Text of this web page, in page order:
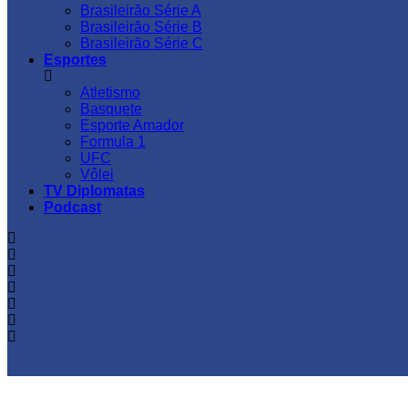
Brasileirão Série A
Brasileirão Série B
Brasileirão Série C
Esportes
Atletismo
Basquete
Esporte Amador
Formula 1
UFC
Vôlei
TV Diplomatas
Podcast